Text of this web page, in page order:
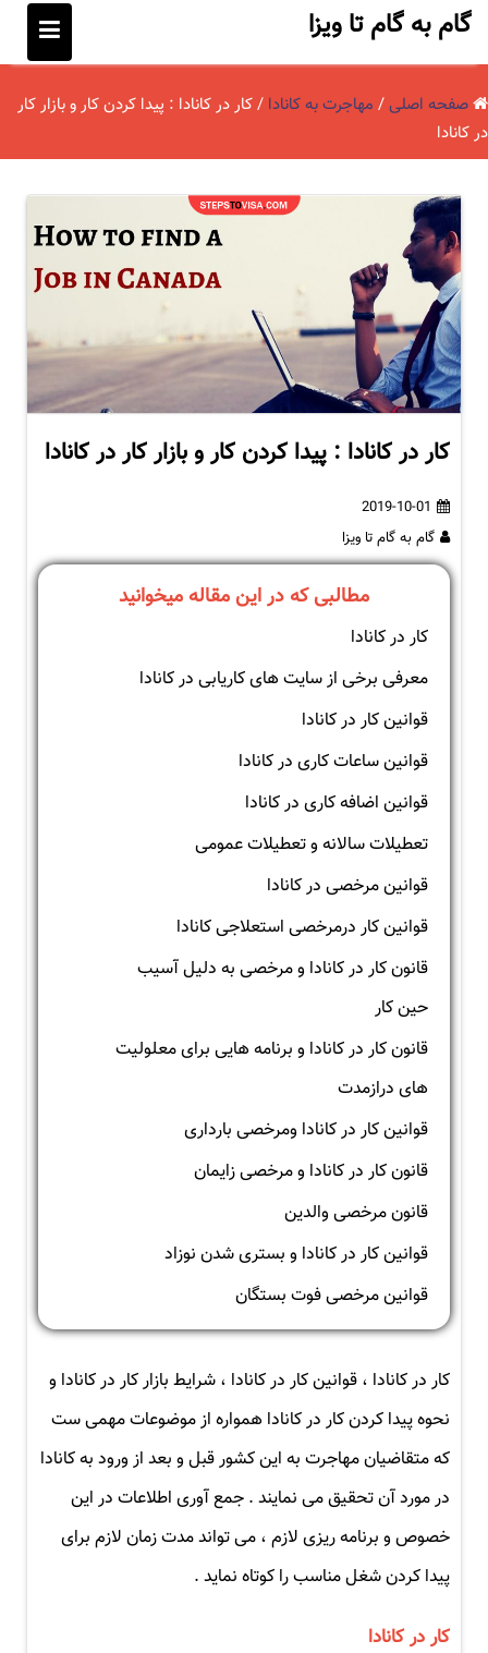
ش
ب
ه
م
گام به گام تا ویزا
صفحه اصلی/ مهاجرت به کانادا /کار در کانادا : پیدا کردن کار و بازار کار
در کانادا
کار در کانادا : پیدا کردن کار و بازار کار در کانادا
2019-10-01
گام به گام تا ویزا
مطالبی که در این مقاله میخوانید
کار در کانادا
معرفی برخی از سایت های کاریابی در کانادا
قوانین کار در کانادا
قوانین ساعات کاری در کانادا
قوانین اضافه کاری در کانادا
تعطیلات سالانه و تعطیلات عمومی
قوانین مرخصی در کانادا
قوانین کار درمرخصی استعلاجی کانادا
قانون کار در کانادا و مرخصی به دلیل آسیب
حین کار
قانون کار در کانادا و برنامه هایی برای معلولیت
های درازمدت
قوانین کار در کانادا ومرخصی بارداری
قانون کار در کانادا و مرخصی زایمان
قانون مرخصی والدین
قوانین کار در کانادا و بستری شدن نوزاد
قوانین مرخصی فوت بستگان
کار در کانادا ، قوانین کار در کانادا ، شرایط بازار کار در کانادا و
نحوه پیدا کردن کار در کانادا همواره از موضوعات مهمی ست
که متقاضیان مهاجرت به این کشور قبل و بعد از ورود به کانادا
در مورد آن تحقیق می نمایند . جمع آوری اطلاعات در این
خصوص و برنامه ریزی لازم ، می تواند مدت زمان لازم برای
پیدا کردن شغل مناسب را کوتاه نماید .
کار در کانادا